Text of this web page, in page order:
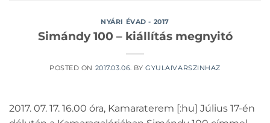
NYÁRI ÉVAD - 2017
Simándy 100 – kiállítás megnyitó
POSTED ON 2017.03.06. BYGYULAIVARSZINHAZ
2017. 07. 17. 16.00 óra, Kamaraterem [:hu] Július 17-én